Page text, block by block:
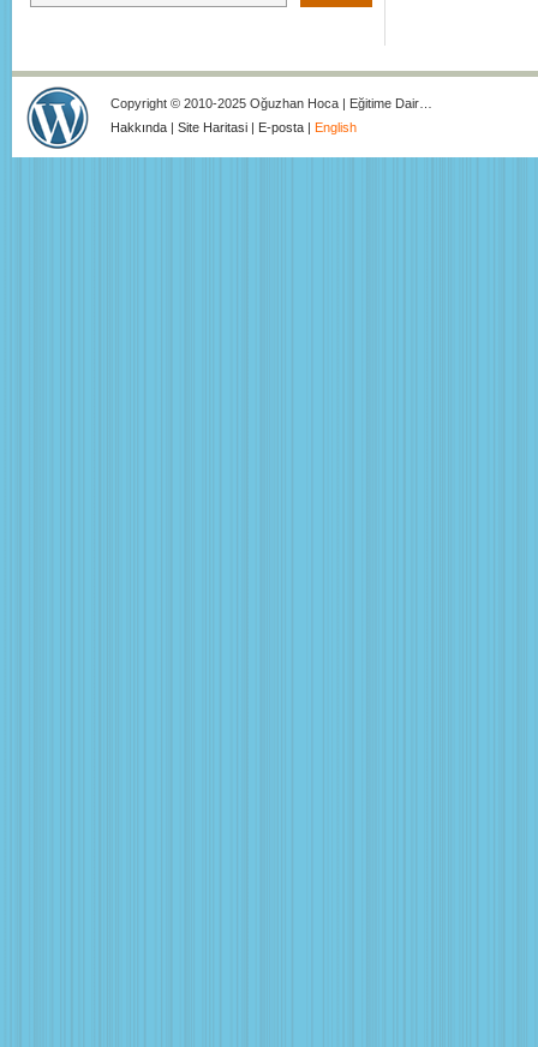
Copyright © 2010-2025 Oğuzhan Hoca | Eğitime Dair…
Hakkında | Site Haritasi | E-posta | English